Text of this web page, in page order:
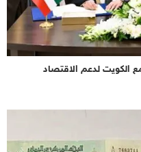
الكويت لدعم الاقتصاد